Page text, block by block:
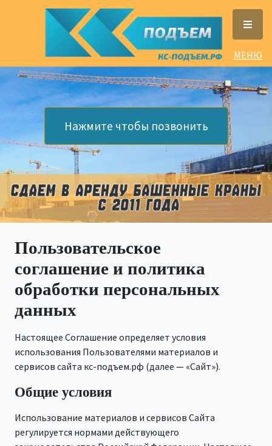
МЕНЮ
Нажмите чтобы позвонить
Пользовательское
соглашение и политика
обработки персональных
данных
Настоящее Соглашение определяет условия
использования Пользователями материалов и
сервисов сайта кс-подъем.рф (далее — «Сайт»).
Общие условия
Использование материалов и сервисов Сайта
регулируется нормами действующего